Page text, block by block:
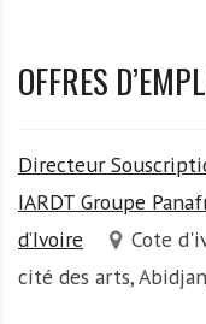
OFFRES
Directeur
IARDT Groupe
d’Ivoire
Cote
cité des arts,